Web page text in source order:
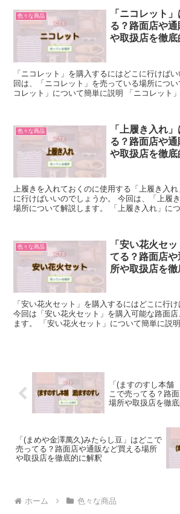
色々な商品
「ニコレット
る？路面店や
や取扱店を徹
「ニコレット」を購入するにはどこに行けば
回は、「ニコレット」を売っている場所につ
コレット」について簡単に説明 「ニコレット
色々な商品
「上履き入れ
る？路面店や
や取扱店を徹
上履きを入れておくのに使用する「上履き入
に行けばいいのでしょうか。 今回は、「上履
場所について解説します。 「上履き入れ」に
色々な商品
「安い花火セ
てる？路面店
所や取扱店を
「安い花火セット」を購入するにはどこに行け
今回は「安い花火セット」を購入可能な路面
ます。 「安い花火セット」について簡単に説
「(ますのすし本
こで売ってる？路
場所や取扱店を徹
「(まめや金澤萬久)みたらし豆」はどこで
売ってる？路面店や通販など買える場所
や取扱店を徹底的に解釈
ホーム 色々な商品